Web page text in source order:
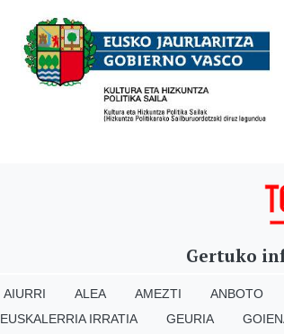
Gertuko
AIURRI ALEA AMEZTI ANBOTO
EUSKALERRIA IRRATIA GEURIA